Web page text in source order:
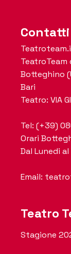
Contatti
TeatroTeam
Botteghino
Bari
Teatro: VIA
Tel: (+39)
Orari
Dal Lunedi
Email:
Teatro
Stagione